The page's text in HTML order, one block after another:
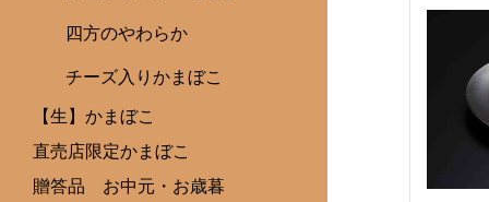
四方のやわらか
チーズ入りかまぼこ
【生】かまぼこ
直売店限定かまぼこ
贈答品 お中元・お歳暮